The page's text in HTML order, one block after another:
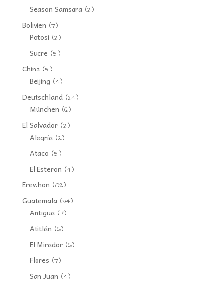
Season Samsara(2)
Bolivien (7)
Potosí(2)
Sucre (5)
China(5)
Beijing (4)
Deutschland(24)
München (6)
El Salvador(12)
Alegría(2)
Ataco (5)
El Esteron (4)
Erewhon (102)
Guatemala(34)
Antigua(7)
Atitlán (6)
El Mirador(6)
Flores (7)
San Juan (4)